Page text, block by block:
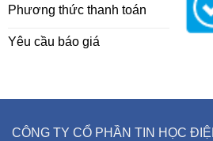
Phương thức thanh toán
Yêu cầu báo giá
CÔNG TY CỔ PHẦN TIN HỌC